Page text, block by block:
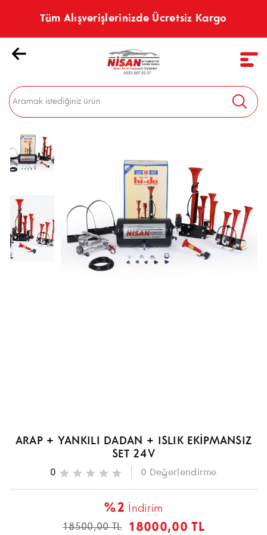
Tüm Alışverişlerinizde Ücretsiz Kargo
ARAP + YANKILI DADAN + ISLIK EKİPMANSIZ
SET 24V
0 0 Değerlendirme
%2 İndirim
18500,00 TL 18000,00 TL